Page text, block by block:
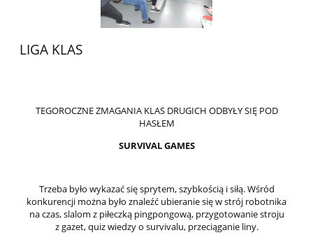
LIGA KLAS
TEGOROCZNE ZMAGANIA KLAS DRUGICH ODBYŁY SIĘ POD
HASŁEM
SURVIVAL GAMES
Trzeba było wykazać się sprytem, szybkością i siłą. Wśród
konkurencji można było znaleźć ubieranie się w strój robotnika
na czas, slalom z piłeczką pingpongową, przygotowanie stroju
z gazet, quiz wiedzy o survivalu, przeciąganie liny.